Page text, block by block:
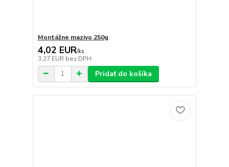
Montážne mazivo 250g
4,02 EUR/ks
3,27 EUR bez DPH
Pridať do košíka